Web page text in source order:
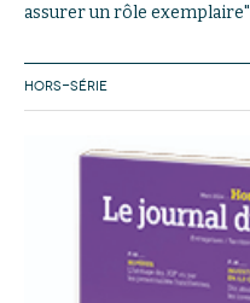
assurer un rôle exemplaire"
HORS-SÉRIE